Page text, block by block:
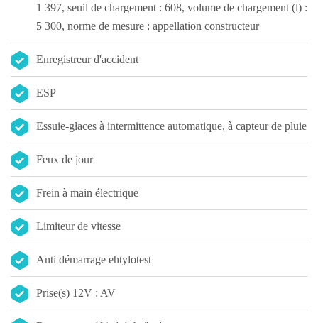
1 397, seuil de chargement : 608, volume de chargement (l) :
5 300, norme de mesure : appellation constructeur
Enregistreur d'accident
ESP
Essuie-glaces à intermittence automatique, à capteur de pluie
Feux de jour
Frein à main électrique
Limiteur de vitesse
Anti démarrage ehtylotest
Prise(s) 12V : AV